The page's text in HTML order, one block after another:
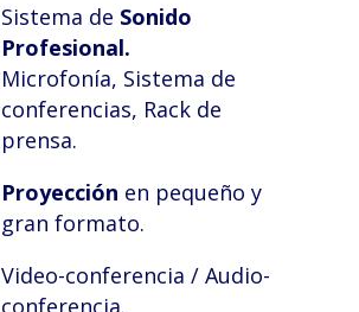
Sistema de Sonido
Profesional.
Microfonía, Sistema de
conferencias, Rack de
prensa.
Proyección en pequeño y
gran formato.
Video-conferencia / Audio-
conferencia.